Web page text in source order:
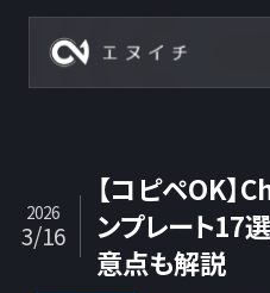
【コピペOK】
ンプレート17
意点も解説
2026
3/16